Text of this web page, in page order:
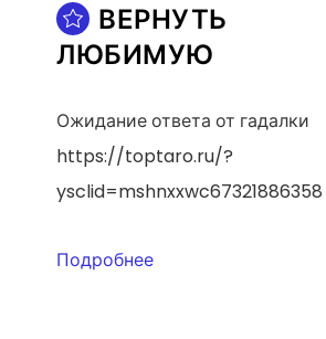
ВЕРНУТЬ
ЛЮБИМУЮ
Ожидание ответа от гадалки
https://toptaro.ru/?
ysclid=mshnxxwc67321886358
Подробнее